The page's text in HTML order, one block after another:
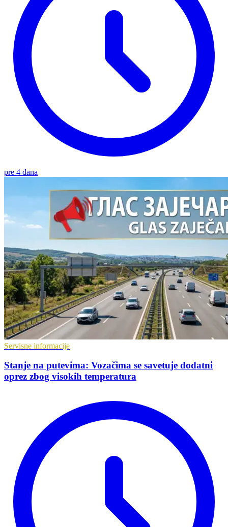
pre 4 dana
Servisne informacije
Stanje na putevima: Vozačima se savetuje dodatni
oprez zbog visokih temperatura